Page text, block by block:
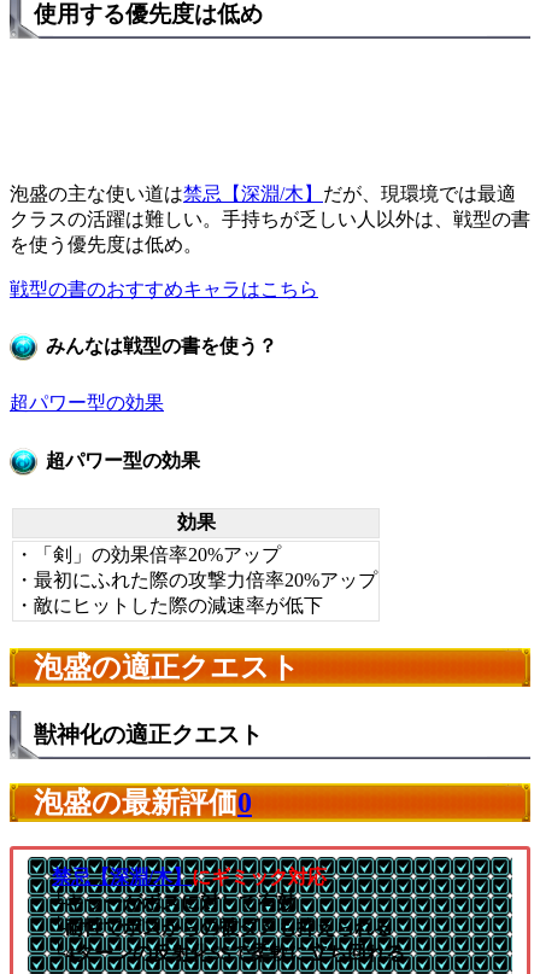
使用する優先度は低め
泡盛の主な使い道は禁忌【深淵/木】 だが、現環境では最適
クラスの活躍は難しい。手持ちが乏しい人以外は、戦型の書
を使う優先度は低め。
戦型の書のおすすめキャラはこちら
みんなは戦型の書を使う？
超パワー型の効果
超パワー型の効果
効果
・「剣」の効果倍率20%アップ
・最初にふれた際の攻撃力倍率20%アップ
・敵にヒットした際の減速率が低下
泡盛の適正クエスト
獣神化の適正クエスト
泡盛の最新評価0
禁忌【深淵/木】にギミック対応
└キラーがボスに対して有効
└耐性でボスからの被ダメも抑えられる
└4ターンの反射化SSで柔軟に立ち回れる